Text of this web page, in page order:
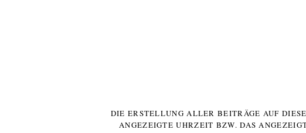
DIE ERSTELLUNG ALLER BEITRÄGE AUF
ANGEZEIGTE UHRZEIT BZW. DAS